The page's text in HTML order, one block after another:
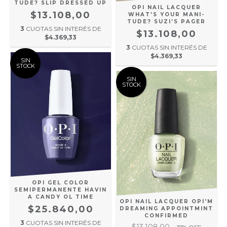
TUDE? SLIP DRESSED UP
$13.108,00
3 CUOTAS SIN INTERÉS DE
$4.369,33
OPI NAIL LACQUER
WHAT'S YOUR MANI-
TUDE? SUZI’S PAGER
$13.108,00
3 CUOTAS SIN INTERÉS DE
$4.369,33
SIN
STOCK
OPI GEL COLOR
SEMIPERMANENTE HAVIN
A CANDY OL TIME
$25.840,00
3 CUOTAS SIN INTERÉS DE
SIN
STOCK
OPI NAIL LACQUER OPI'M
DREAMING APPOINTMINT
CONFIRMED